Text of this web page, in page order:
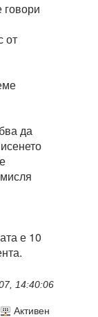
от
да
е 10
14:40:06
Активен